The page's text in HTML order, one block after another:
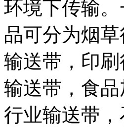
环境下传输
品可分为烟
输送带，印
输送带，食
行业输送带